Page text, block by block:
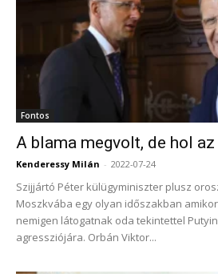
Fontos
A blama megvolt, de hol az
Kenderessy Milán - 2022-07-24
Szijjártó Péter külügyminiszter plusz
Moszkvába egy olyan időszakban
nemigen látogatnak oda tekintettel
agressziójára. Orbán Viktor...